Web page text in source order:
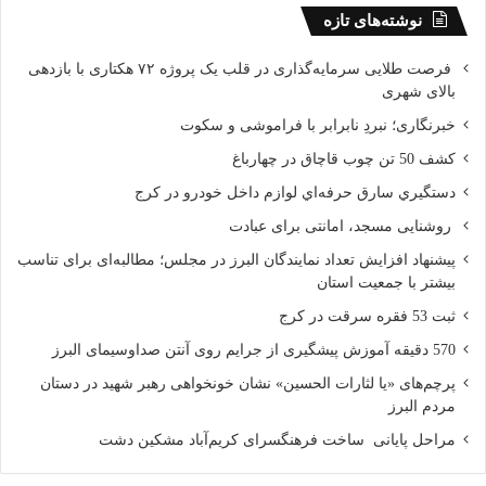
این فعال حوزه فرش دستباف تصریح کرد: توسعه این مشاغل نه‌تنها
به ایجاد درآمد برای خانواده‌ها کمک می‌کند، بلکه موجب افزایش امید
اجتماعی، کاهش بیکاری و جلوگیری از مهاجرت نیروی کار به سایر
مناطق نیز می‌شود.
وی در بخش دیگری از صحبت‌هایش با اشاره به ظرفیت‌های فرش
دستباف در استان البرز، اظهارکرد: فرش به عنوان یکی از مهم‌ترین
خارجی دارد و اگر حمایت‌های لازم در زمینه طراحی، تولید و
بازاریابی انجام شود، می‌تواند به یکی از محورهای اصلی توسعه
صادرات غیرنفتی تبدیل شود.
وی افزود: در حال حاضر بسیاری از تولیدکنندگان این حوزه با وجود
توانمندی بالا، نیازمند حمایت‌های آموزشی و تسهیل در فرآیندهای
فروش هستند و باید تلاش شود مسیر حضور آنان در بازارهای
گسترده‌تر هموارتر شود.
مدیرعامل شرکت تعاونی و توسعه مشاغل خانگی استان البرز در
نوشته‌های تازه
فرصت طلایی سرمایه‌گذاری در قلب یک پروژه ۷۲ هکتاری با بازدهی
بالای شهری
خبرنگاری؛ نبردِ نابرابر با فراموشی و سکوت
کشف 50 تن چوب قاچاق در چهارباغ
دستگيري سارق حرفه‌اي لوازم داخل خودرو در کرج
روشنایی مسجد، امانتی برای عبادت
پیشنهاد افزایش تعداد نمایندگان البرز در مجلس؛ مطالبه‌ای برای تناسب
بیشتر با جمعیت استان
ثبت 53 فقره سرقت در کرج
570 دقیقه آموزش پیشگیری از جرایم روی آنتن صداوسیمای البرز
پرچم‌های «یا لثارات الحسین» نشان خونخواهی رهبر شهید در دستان
مردم البرز
مراحل پایانی ساخت فرهنگسرای کریم‌آباد مشکین دشت